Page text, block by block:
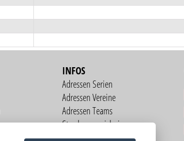
INFOS
Adressen Serien
Adressen Vereine
Adressen Teams
Streckenverzeichnis